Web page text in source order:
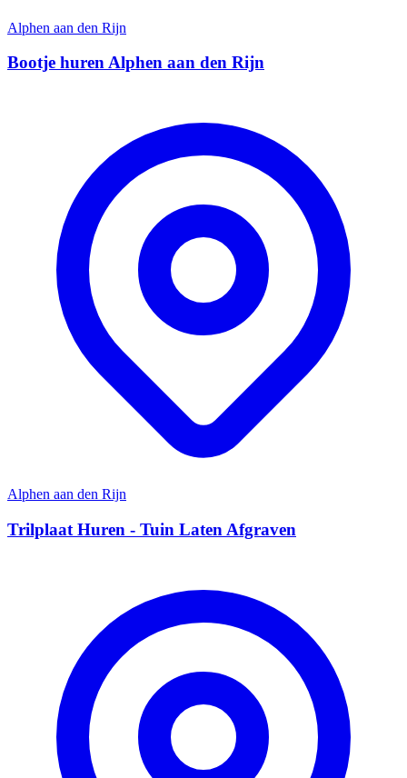
Alphen aan den Rijn
Bootje huren Alphen aan den Rijn
Alphen aan den Rijn
Trilplaat Huren - Tuin Laten Afgraven